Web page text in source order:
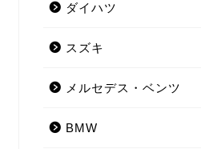
ダイハツ
スズキ
メルセデス・ベンツ
BMW